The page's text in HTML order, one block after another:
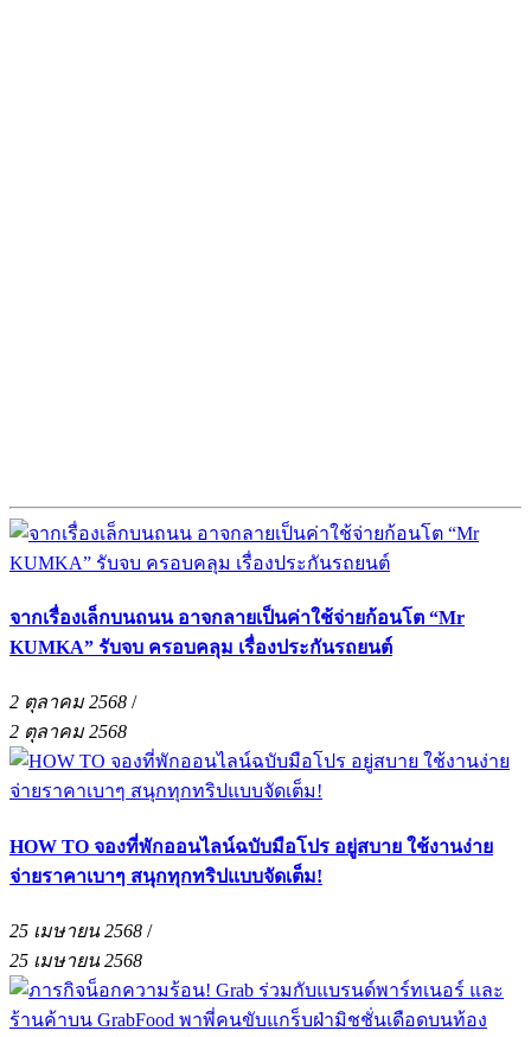
จากเรื่องเล็กบนถนน อาจกลายเป็นค่าใช้จ่ายก้อนโต “Mr
KUMKA” รับจบ ครอบคลุม เรื่องประกันรถยนต์
2 ตุลาคม 2568 /
2 ตุลาคม 2568
HOW TO จองที่พักออนไลน์ฉบับมือโปร อยู่สบาย ใช้งานง่าย
จ่ายราคาเบาๆ สนุกทุกทริปแบบจัดเต็ม!
25 เมษายน 2568 /
25 เมษายน 2568